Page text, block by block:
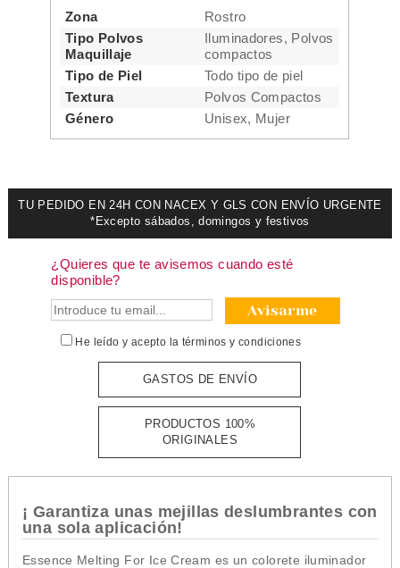
Zona
Rostro
Tipo Polvos
Maquillaje
Iluminadores, Polvos
compactos
Tipo de Piel
Todo tipo de piel
Textura
Polvos Compactos
Género
Unisex, Mujer
TU PEDIDO EN 24H CON NACEX Y GLS CON ENVÍO URGENTE
*Excepto sábados, domingos y festivos
¿Quieres que te avisemos cuando esté
disponible?
Avisarme
He leído y acepto la términos y condiciones
GASTOS DE ENVÍO
PRODUCTOS 100%
ORIGINALES
¡ Garantiza unas mejillas deslumbrantes con
una sola aplicación!
Essence Melting For Ice Cream es un colorete iluminador